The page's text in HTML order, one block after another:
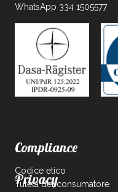
WhatsApp 334 1505577
Compliance
Codice etico
Tutela del consumatore
Privacy